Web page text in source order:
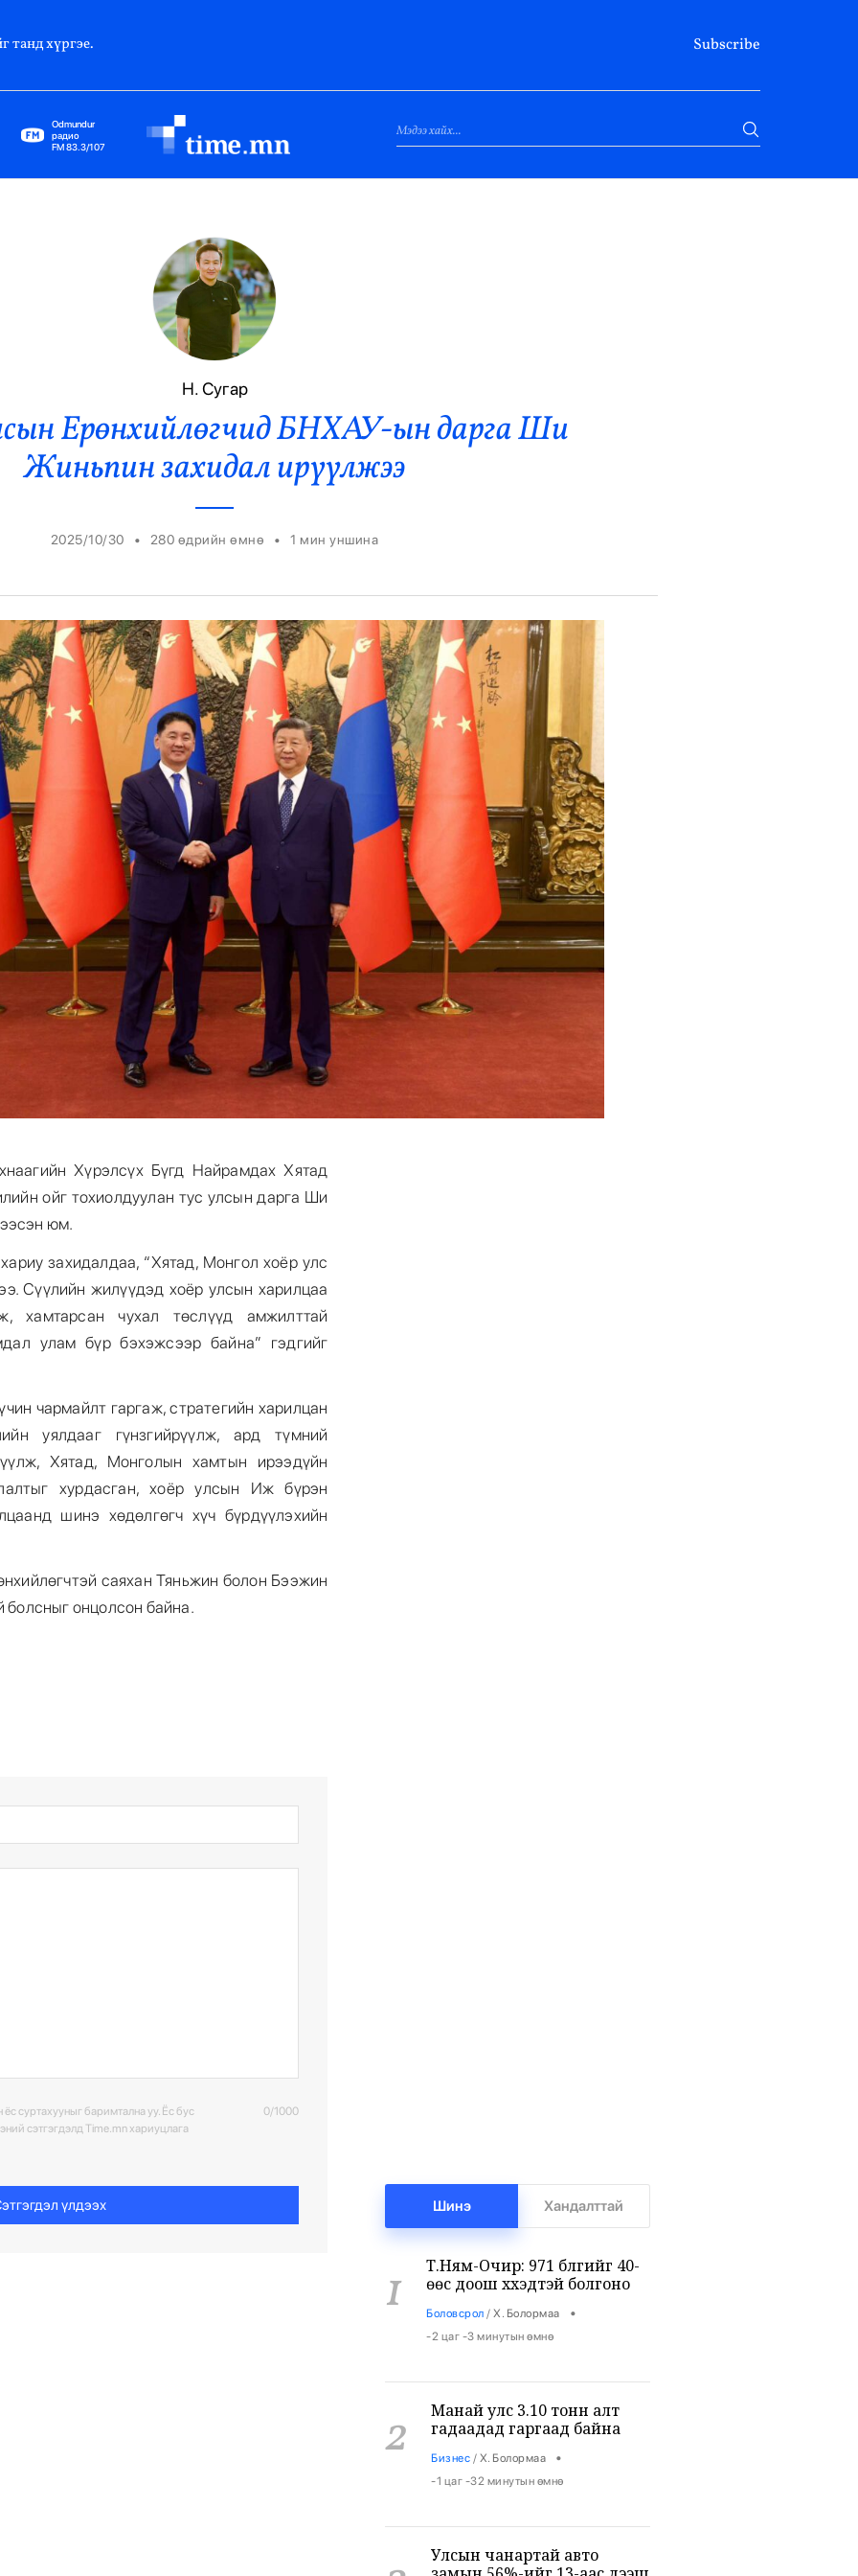
танд хүргэе. Subscribe
Odmundur
радио
FM 83.3/107
Гадаад Харилцаа
Элчин Сайд
Парламент
Засгийн Газар
Ерөнхийлөгч
Н. Сугар
Ерөнхийлөгчид БНХАУ-ын дарга Ши
Жиньпин захидал ирүүлжээ
2025/10/30 • 280 өдрийн өмнө • 1 мин уншина
Хүрэлсүх Бүгд Найрамдах Хятад
ойг тохиолдуулан тус улсын дарга Ши
юм.
захидалдаа, “Хятад, Монгол хоёр улс
Сүүлийн жилүүдэд хоёр улсын харилцаа
хамтарсан чухал төслүүд амжилттай
улам бүр бэхэжсээр байна” гэдгийг
чармайлт гаргаж, стратегийн харилцан
уялдааг гүнзгийрүүлж, ард түмний
Хятад, Монголын хамтын ирээдүйн
хурдасган, хоёр улсын Иж бүрэн
шинэ хөдөлгөгч хүч бүрдүүлэхийн
саяхан Тяньжин болон Бээжин
болсныг онцолсон байна.
суртахууныг баримтална уу. Ёс бус
сэтгэгдэлд Time.mn хариуцлага
0/1000
үлдээх Шинэ Хандалттай
1
Т.Ням-Очир: 971 бүлгийг 40-
өөс доош хүүхэдтэй болгоно
Боловсрол / Х. Болормаа •
-2 цаг -3 минутын өмнө
2
Манай улс 3.10 тонн алт
гадаадад гаргаад байна
Бизнес / Х. Болормаа •
-1 цаг -32 минутын өмнө
Улсын чанартай авто